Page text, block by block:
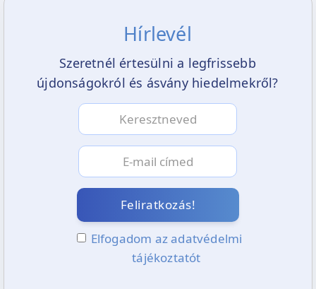
Hírlevél
Szeretnél értesülni a legfrissebb
újdonságokról és ásvány hiedelmekről?
Feliratkozás!
Elfogadom az adatvédelmi
tájékoztatót